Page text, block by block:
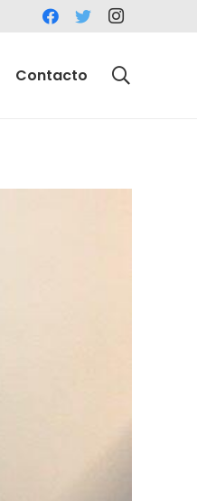
Contacto